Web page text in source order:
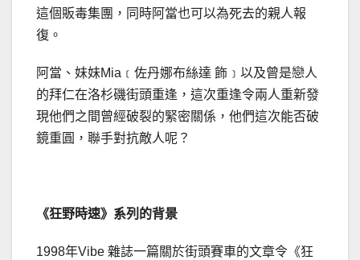
這個販毒集團，同時阿當也可以為死去的親人報
復。
阿當、妹妹Mia﹝佐丹娜布絲達 飾﹞以及曾是戀人
的拜仁在洛杉磯街頭重逢，這次重逢令兩人重新發
現他們之間曾經破裂的緊密關係，他們這次能否破
鏡重圓，聯手對抗敵人呢？
《狂野時速》系列的背景
1998年Vibe 雜誌一篇關於街頭賽車的文章令《狂